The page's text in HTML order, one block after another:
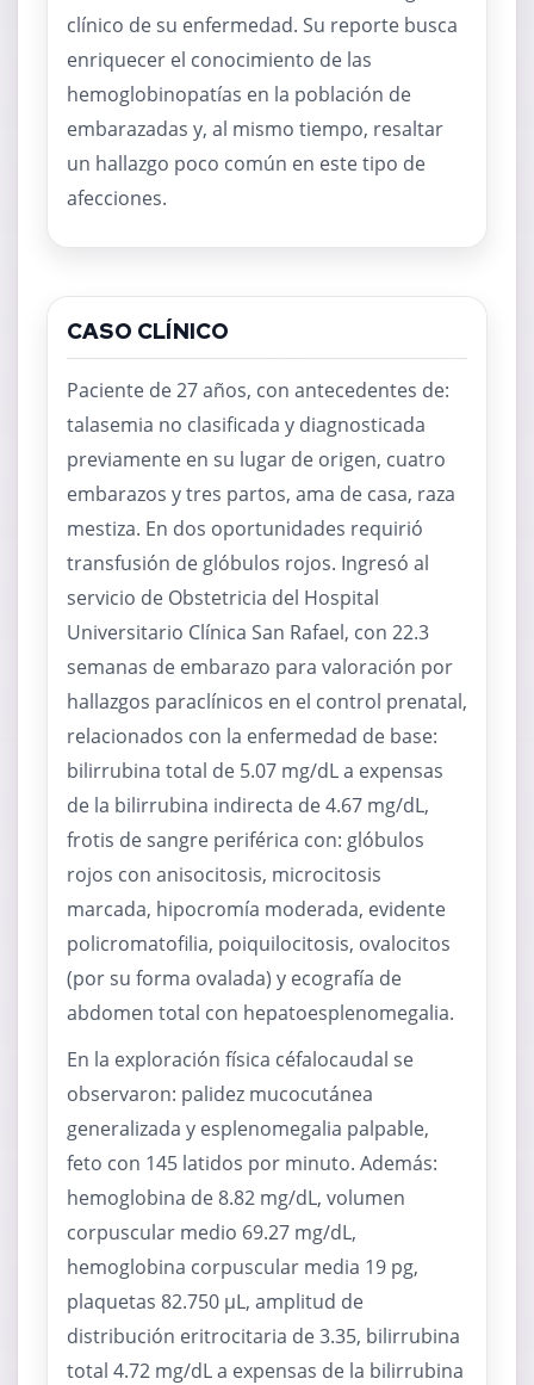
clínico de su enfermedad. Su reporte busca
enriquecer el conocimiento de las
hemoglobinopatías en la población de
embarazadas y, al mismo tiempo, resaltar
un hallazgo poco común en este tipo de
afecciones.
CASO CLÍNICO
Paciente de 27 años, con antecedentes de:
talasemia no clasificada y diagnosticada
previamente en su lugar de origen, cuatro
embarazos y tres partos, ama de casa, raza
mestiza. En dos oportunidades requirió
transfusión de glóbulos rojos. Ingresó al
servicio de Obstetricia del Hospital
Universitario Clínica San Rafael, con 22.3
semanas de embarazo para valoración por
hallazgos paraclínicos en el control prenatal,
relacionados con la enfermedad de base:
bilirrubina total de 5.07 mg/dL a expensas
de la bilirrubina indirecta de 4.67 mg/dL,
frotis de sangre periférica con: glóbulos
rojos con anisocitosis, microcitosis
marcada, hipocromía moderada, evidente
policromatofilia, poiquilocitosis, ovalocitos
(por su forma ovalada) y ecografía de
abdomen total con hepatoesplenomegalia.
En la exploración física céfalocaudal se
observaron: palidez mucocutánea
generalizada y esplenomegalia palpable,
feto con 145 latidos por minuto. Además:
hemoglobina de 8.82 mg/dL, volumen
corpuscular medio 69.27 mg/dL,
hemoglobina corpuscular media 19 pg,
plaquetas 82.750 µL, amplitud de
distribución eritrocitaria de 3.35, bilirrubina
total 4.72 mg/dL a expensas de la bilirrubina